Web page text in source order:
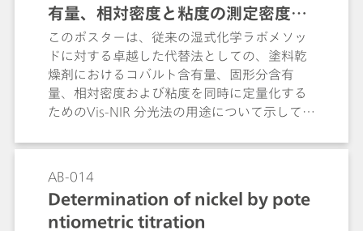
for standard cations transition metals and
amines, the Metrosep C 4 column shows
better results with respect to peak shape,
peak height, resolution and asymmetry
factor. The clearly improved resolution of
the C 4 column with its narrow and high
standard and six transition metal cations.
with the C 4 column are in the same range
as those obtained with its predecessors.As a
result of the latest production methods and
有量、相対密度と粘度の測定密度と
粘度の測定
このポスターは、従来の湿式化学ラボメソッ
ドに対する卓越した代替法としての、塗料乾
燥剤におけるコバルト含有量、固形分含有
量、相対密度および粘度を同時に定量化する
ためのVis-NIR 分光法の用途について示してい
は、このアプリケーションにおいて明確なも
nm）はコバルト含有量と直接的に相関され、
NIR領域（780 nm～2500 nm）は化学的、物
理学的パラメータの測定に用いられます。
AB-014
Determination of nickel by pote
ntiometric titration